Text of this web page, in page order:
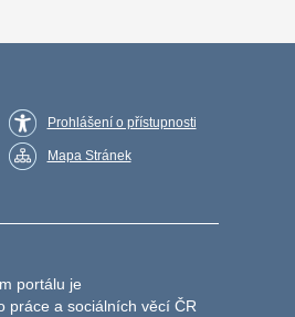
Prohlášení o přístupnosti
Mapa Stránek
portálu je
práce a sociálních věcí ČR